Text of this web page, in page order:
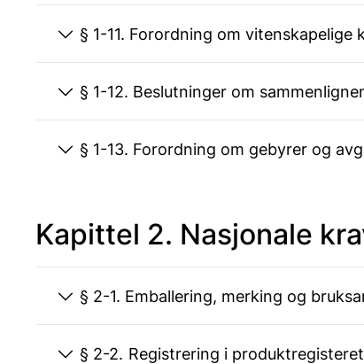
§ 1-11. Forordning om
§ 1-12. Beslutninger om
§ 1-13. Forordning om gebyrer
Kapittel 2. Nasjonale
§ 2-1. Emballering, merking og
§ 2-2. Registrering i produktregisteret